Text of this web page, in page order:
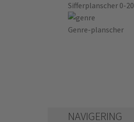
Sifferplanscher 0-20
Genre-planscher
NAVIGERING